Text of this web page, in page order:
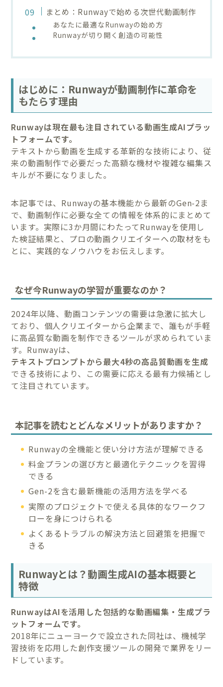
まとめ：Runwayで始める次世代動画制作
あなたに最適なRunwayの始め方
Runwayが切り開く創造の可能性
はじめに：Runwayが動画制作に革命を
もたらす理由
Runwayは現在最も注目されている動画生成AIプラッ
トフォームです。
テキストから動画を生成する革新的な技術により、従
来の動画制作で必要だった高額な機材や複雑な編集ス
キルが不要になりました。
本記事では、Runwayの基本機能から最新のGen-2ま
で、動画制作に必要な全ての情報を体系的にまとめて
います。実際に3か月間にわたってRunwayを使用し
た検証結果と、プロの動画クリエイターへの取材をも
とに、実践的なノウハウをお伝えします。
なぜ今Runwayの学習が重要なのか？
2024年以降、動画コンテンツの需要は急激に拡大し
ており、個人クリエイターから企業まで、誰もが手軽
に高品質な動画を制作できるツールが求められていま
す。Runwayは、
テキストプロンプトから最大4秒の高品質動画を生成
できる技術により、この需要に応える最有力候補とし
て注目されています。
本記事を読むとどんなメリットがありますか？
Runwayの全機能と使い分け方法が理解できる
料金プランの選び方と最適化テクニックを習得
できる
Gen-2を含む最新機能の活用方法を学べる
実際のプロジェクトで使える具体的なワークフ
ローを身につけられる
よくあるトラブルの解決方法と回避策を把握で
きる
Runwayとは？動画生成AIの基本概要と
特徴
RunwayはAIを活用した包括的な動画編集・生成プラ
ットフォームです。
2018年にニューヨークで設立された同社は、機械学
習技術を応用した創作支援ツールの開発で業界をリー
ドしています。